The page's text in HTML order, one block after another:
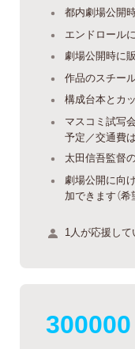
都内劇場公開
エンドロール
劇場公開時に
作品のスチー
構成台本とカ
マスコミ試写
予定／交通費
太田信吾監督
劇場公開に向
加できます（希
1人が応援して
300000